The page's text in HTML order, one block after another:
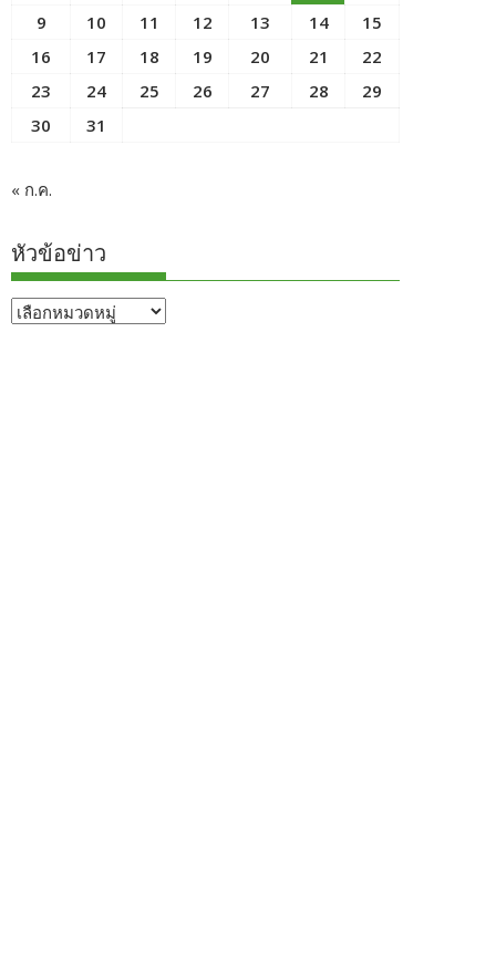
9
10 11 12 13 14
15
16
17 18 19 20 21
22
23
24 25 26 27 28
29
30
31
« ก.ค.
หัวข้อข่าว
หัวข้อ